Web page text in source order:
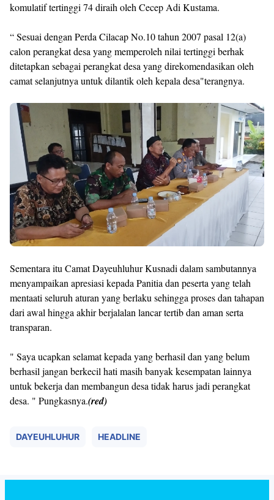
komulatif tertinggi 74 diraih oleh Cecep Adi Kustama.
“ Sesuai dengan Perda Cilacap No.10 tahun 2007 pasal 12(a)
calon perangkat desa yang memperoleh nilai tertinggi berhak
ditetapkan sebagai perangkat desa yang direkomendasikan oleh
camat selanjutnya untuk dilantik oleh kepala desa"terangnya.
Sementara itu Camat Dayeuhluhur Kusnadi dalam sambutannya
menyampaikan apresiasi kepada Panitia dan peserta yang telah
mentaati seluruh aturan yang berlaku sehingga proses dan tahapan
dari awal hingga akhir berjalalan lancar tertib dan aman serta
transparan.
" Saya ucapkan selamat kepada yang berhasil dan yang belum
berhasil jangan berkecil hati masih banyak kesempatan lainnya
untuk bekerja dan membangun desa tidak harus jadi perangkat
desa. " Pungkasnya.(red)
DAYEUHLUHUR HEADLINE